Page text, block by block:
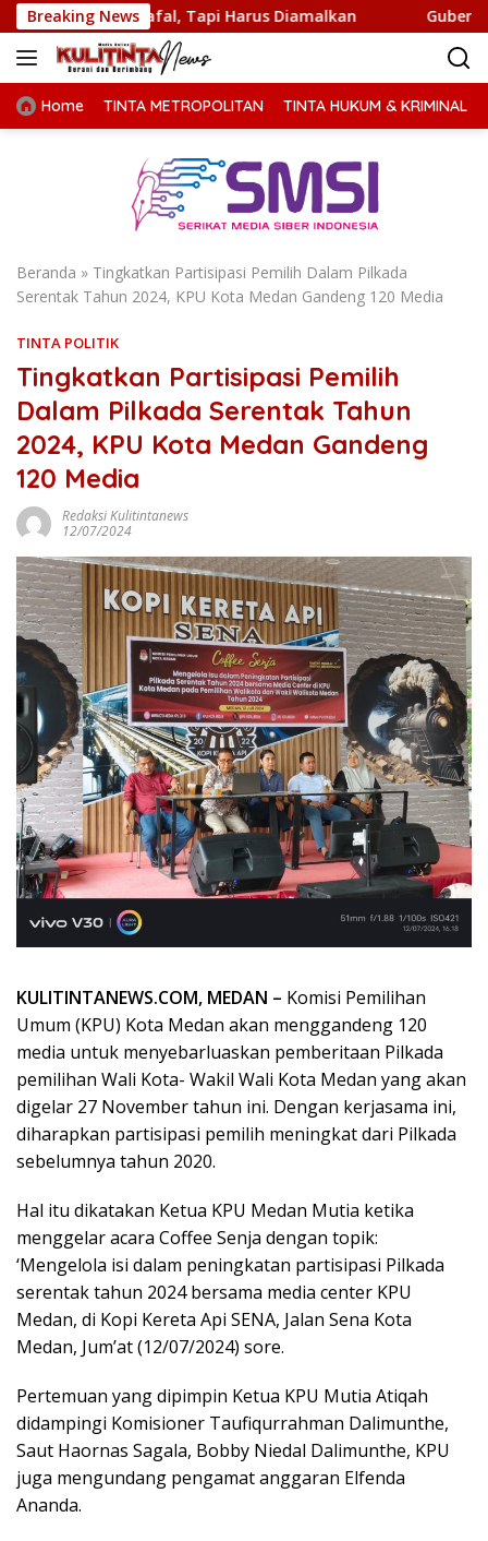
Langsung
ke
konten
Breaking News
Tapi Harus Diamalkan Gubernur Bobby
Home TINTA METROPOLITAN TINTA HUKUM & KRIMINAL
Beranda » Tingkatkan Partisipasi Pemilih Dalam Pilkada
Serentak Tahun 2024, KPU Kota Medan Gandeng 120 Media
TINTA POLITIK
Tingkatkan Partisipasi Pemilih
Dalam Pilkada Serentak Tahun
2024, KPU Kota Medan Gandeng
120 Media
Redaksi Kulitintanews
12/07/2024
KULITINTANEWS.COM, MEDAN – Komisi Pemilihan
Umum (KPU) Kota Medan akan menggandeng 120
media untuk menyebarluaskan pemberitaan Pilkada
pemilihan Wali Kota- Wakil Wali Kota Medan yang akan
digelar 27 November tahun ini. Dengan kerjasama ini,
diharapkan partisipasi pemilih meningkat dari Pilkada
sebelumnya tahun 2020.
Hal itu dikatakan Ketua KPU Medan Mutia ketika
menggelar acara Coffee Senja dengan topik:
‘Mengelola isi dalam peningkatan partisipasi Pilkada
serentak tahun 2024 bersama media center KPU
Medan, di Kopi Kereta Api SENA, Jalan Sena Kota
Medan, Jum’at (12/07/2024) sore.
Pertemuan yang dipimpin Ketua KPU Mutia Atiqah
didampingi Komisioner Taufiqurrahman Dalimunthe,
Saut Haornas Sagala, Bobby Niedal Dalimunthe, KPU
juga mengundang pengamat anggaran Elfenda
Ananda.